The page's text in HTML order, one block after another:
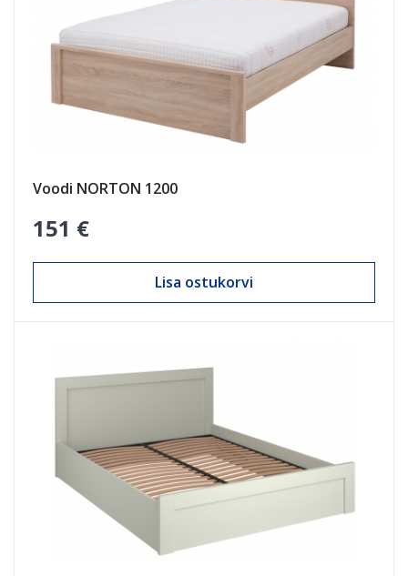
Voodi NORTON 1200
151 €
Lisa ostukorvi